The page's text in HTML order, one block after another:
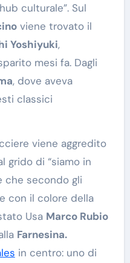
culturale”. Sul
viene trovato il
Yoshiyuki,
mesi fa. Dagli
, dove aveva
classici
viene aggredito
grido di “siamo in
che secondo gli
con il colore della
Usa Marco Rubio
Farnesina.
in centro: uno di